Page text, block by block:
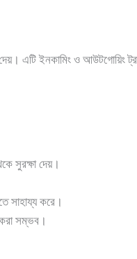
এটি ইনকামিং ও আউটগোয়িং
সুরক্ষা দেয়।
সাহায্য করে।
সম্ভব।